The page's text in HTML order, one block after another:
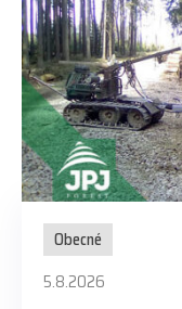
Obecné
5.8.2026